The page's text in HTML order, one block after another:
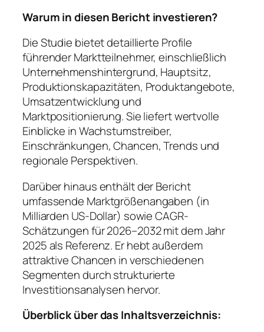
Warum in diesen Bericht investieren?
Die Studie bietet detaillierte Profile
führender Marktteilnehmer, einschließlich
Unternehmenshintergrund, Hauptsitz,
Produktionskapazitäten, Produktangebote,
Umsatzentwicklung und
Marktpositionierung. Sie liefert wertvolle
Einblicke in Wachstumstreiber,
Einschränkungen, Chancen, Trends und
regionale Perspektiven.
Darüber hinaus enthält der Bericht
umfassende Marktgrößenangaben (in
Milliarden US-Dollar) sowie CAGR-
Schätzungen für 2026–2032 mit dem Jahr
2025 als Referenz. Er hebt außerdem
attraktive Chancen in verschiedenen
Segmenten durch strukturierte
Investitionsanalysen hervor.
Überblick über das Inhaltsverzeichnis: